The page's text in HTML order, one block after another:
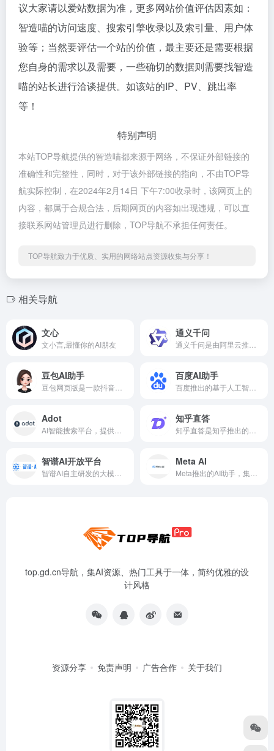
议大家请以爱站数据为准，更多网站价值评估因素如：
智造喵的访问速度、搜索引擎收录以及索引量、用户体
验等；当然要评估一个站的价值，最主要还是需要根据
您自身的需求以及需要，一些确切的数据则需要找智造
喵的站长进行洽谈提供。如该站的IP、PV、跳出率
等！
特别声明
本站TOP导航提供的智造喵都来源于网络，不保证外部链接的
准确性和完整性，同时，对于该外部链接的指向，不由TOP导
航实际控制，在2024年2月14日 下午7:00收录时，该网页上的
内容，都属于合规合法，后期网页的内容如出现违规，可以直
接联系网站管理员进行删除，TOP导航不承担任何责任。
TOP导航致力于优质、实用的网络站点资源收集与分享！
相关导航
文心
文小言,最懂你的AI朋友
通义千问
豆包AI助手 百度AI助手
Adot 知乎直答
智谱AI开放平台 Meta AI
top.gd.cn导航，集AI资源、热门工具于一体，简约优雅的设
计风格
资源分享 免责声明 广告合作 关于我们